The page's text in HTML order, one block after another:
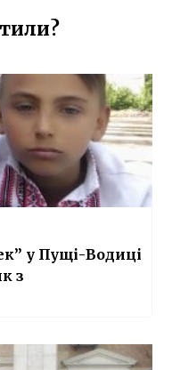
у Пущі-Водиці
з